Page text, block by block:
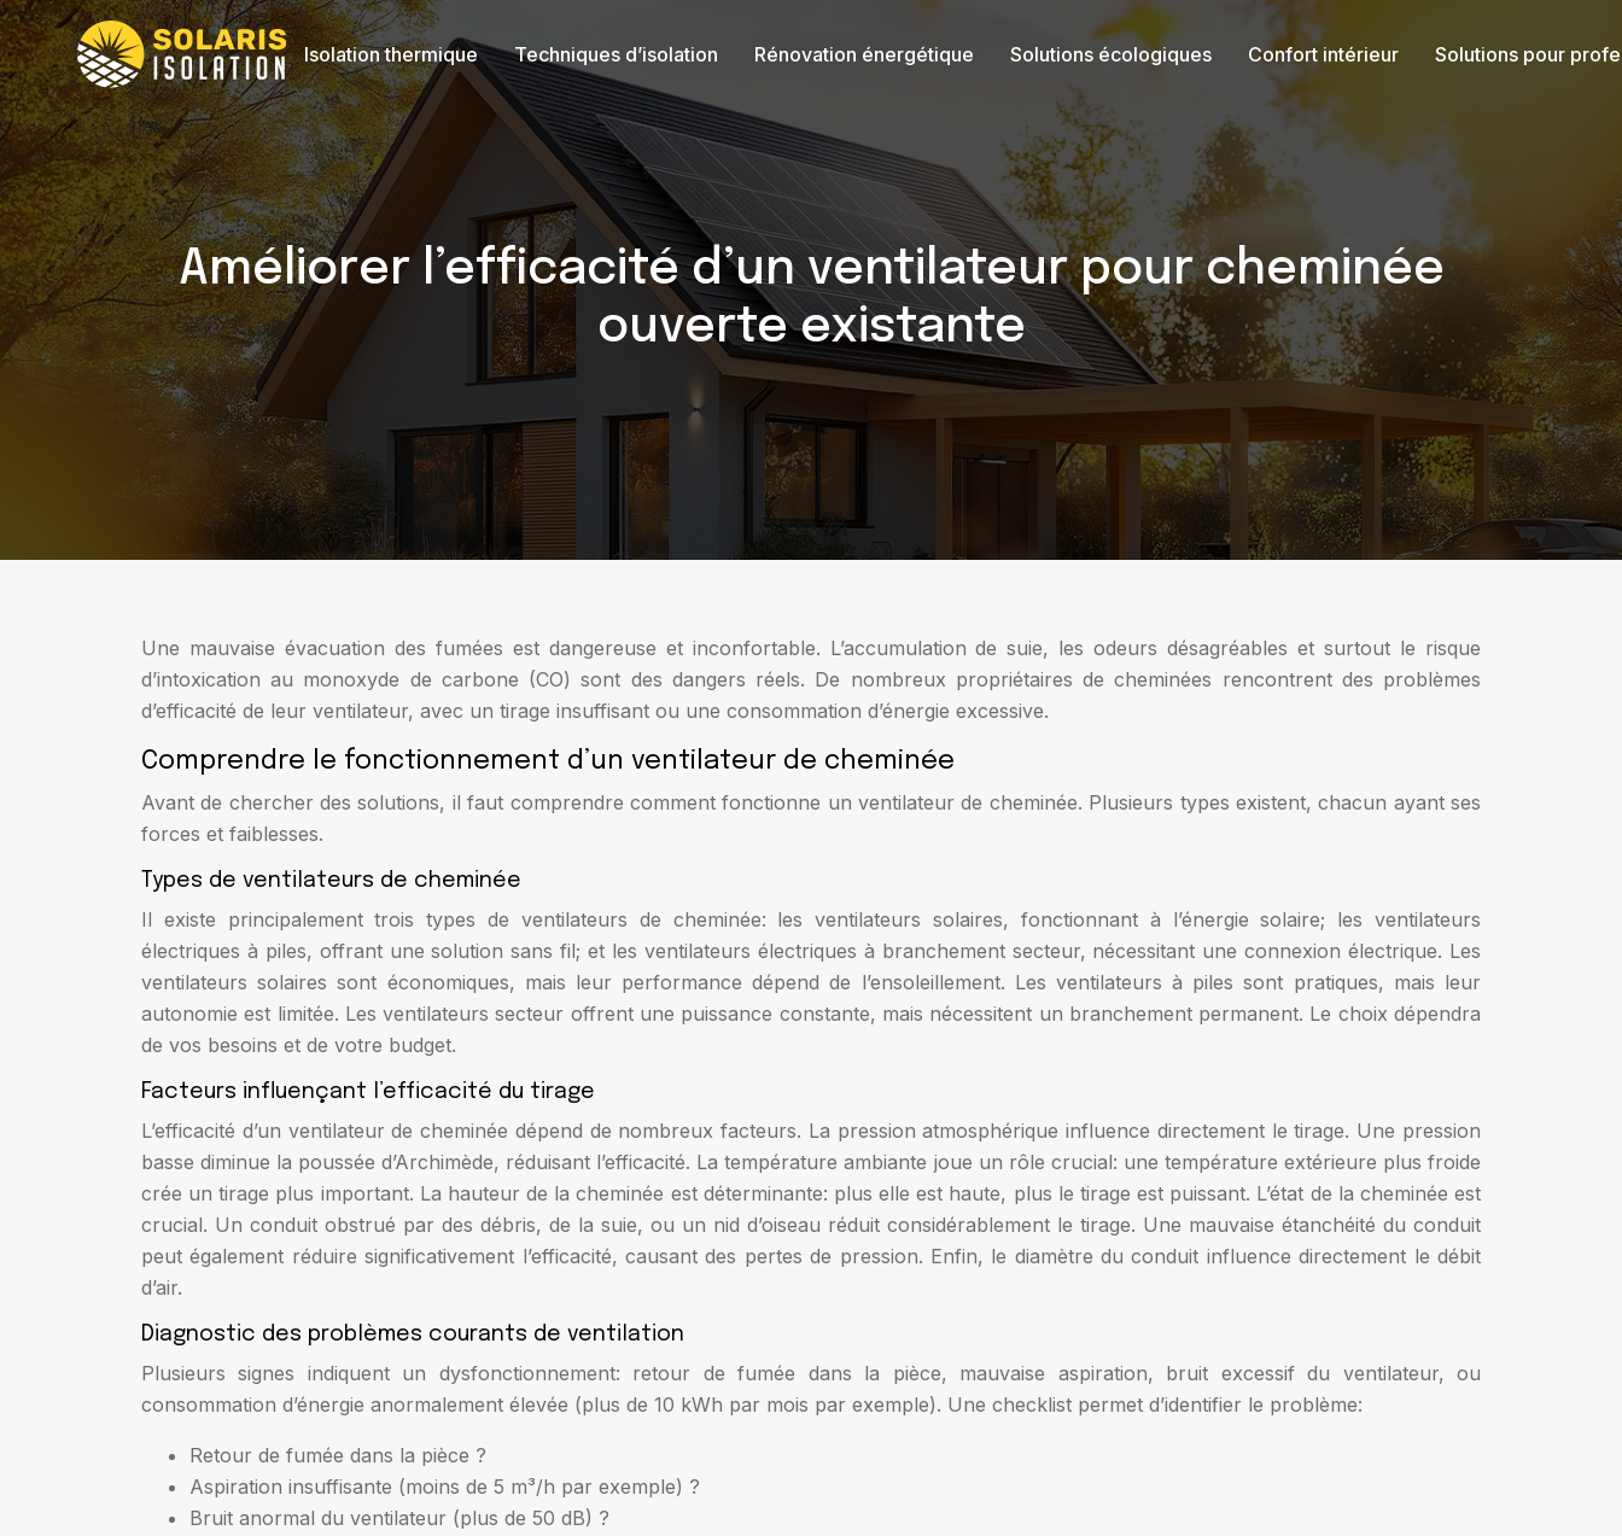
Isolation thermique Techniques d’isolation Rénovation énergétique Solutions écologiques Confort intérieur Solutions pour
Améliorer l’efficacité d’un ventilateur pour cheminée
ouverte existante
Une mauvaise évacuation des fumées est dangereuse et inconfortable. L’accumulation de suie, les odeurs désagréables et surtout le risque
d’intoxication au monoxyde de carbone (CO) sont des dangers réels. De nombreux propriétaires de cheminées rencontrent des problèmes
d’efficacité de leur ventilateur, avec un tirage insuffisant ou une consommation d’énergie excessive.
Comprendre le fonctionnement d’un ventilateur de cheminée
Avant de chercher des solutions, il faut comprendre comment fonctionne un ventilateur de cheminée. Plusieurs types existent, chacun ayant ses
forces et faiblesses.
Types de ventilateurs de cheminée
Il existe principalement trois types de ventilateurs de cheminée: les ventilateurs solaires, fonctionnant à l’énergie solaire; les ventilateurs
électriques à piles, offrant une solution sans fil; et les ventilateurs électriques à branchement secteur, nécessitant une connexion électrique. Les
ventilateurs solaires sont économiques, mais leur performance dépend de l’ensoleillement. Les ventilateurs à piles sont pratiques, mais leur
autonomie est limitée. Les ventilateurs secteur offrent une puissance constante, mais nécessitent un branchement permanent. Le choix dépendra
de vos besoins et de votre budget.
Facteurs influençant l’efficacité du tirage
L’efficacité d’un ventilateur de cheminée dépend de nombreux facteurs. La pression atmosphérique influence directement le tirage. Une pression
basse diminue la poussée d’Archimède, réduisant l’efficacité. La température ambiante joue un rôle crucial: une température extérieure plus froide
crée un tirage plus important. La hauteur de la cheminée est déterminante: plus elle est haute, plus le tirage est puissant. L’état de la cheminée est
crucial. Un conduit obstrué par des débris, de la suie, ou un nid d’oiseau réduit considérablement le tirage. Une mauvaise étanchéité du conduit
peut également réduire significativement l’efficacité, causant des pertes de pression. Enfin, le diamètre du conduit influence directement le débit
d’air.
Diagnostic des problèmes courants de ventilation
Plusieurs signes indiquent un dysfonctionnement: retour de fumée dans la pièce, mauvaise aspiration, bruit excessif du ventilateur, ou
consommation d’énergie anormalement élevée (plus de 10 kWh par mois par exemple). Une checklist permet d’identifier le problème:
Retour de fumée dans la pièce ?
Aspiration insuffisante (moins de 5 m³/h par exemple) ?
Bruit anormal du ventilateur (plus de 50 dB) ?